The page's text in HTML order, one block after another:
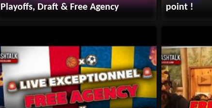
Playoffs, Draft & Free Agency
point !